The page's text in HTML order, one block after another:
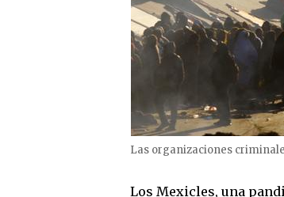
Las organizaciones
Los Mexicles, una